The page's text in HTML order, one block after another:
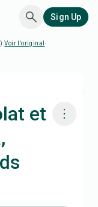
Sign Up
Voir l'original ·
et
AI